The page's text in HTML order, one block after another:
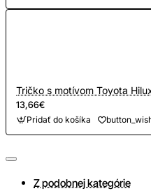
Tričko s motívom Toyota
13,66€
Pridať do košíka
Z podobnej kategórie